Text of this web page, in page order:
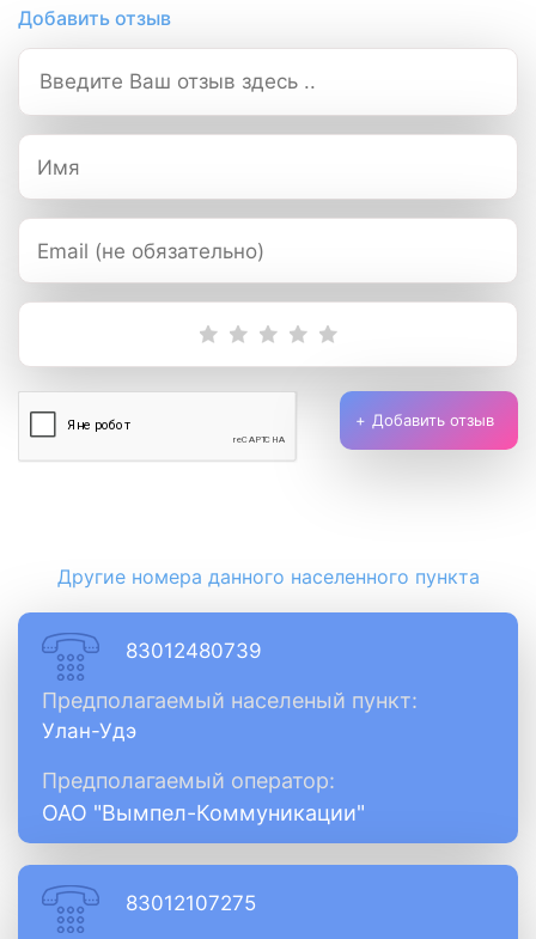
Добавить отзыв
Добавить отзыв
Другие номера данного населенного пункта
83012480739
Предполагаемый населеный пункт:
Улан-Удэ
Предполагаемый оператор:
ОАО "Вымпел-Коммуникации"
83012107275